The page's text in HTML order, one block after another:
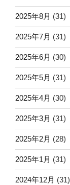
2025年8月 (31)
2025年7月 (31)
2025年6月 (30)
2025年5月 (31)
2025年4月 (30)
2025年3月 (31)
2025年2月 (28)
2025年1月 (31)
2024年12月 (31)